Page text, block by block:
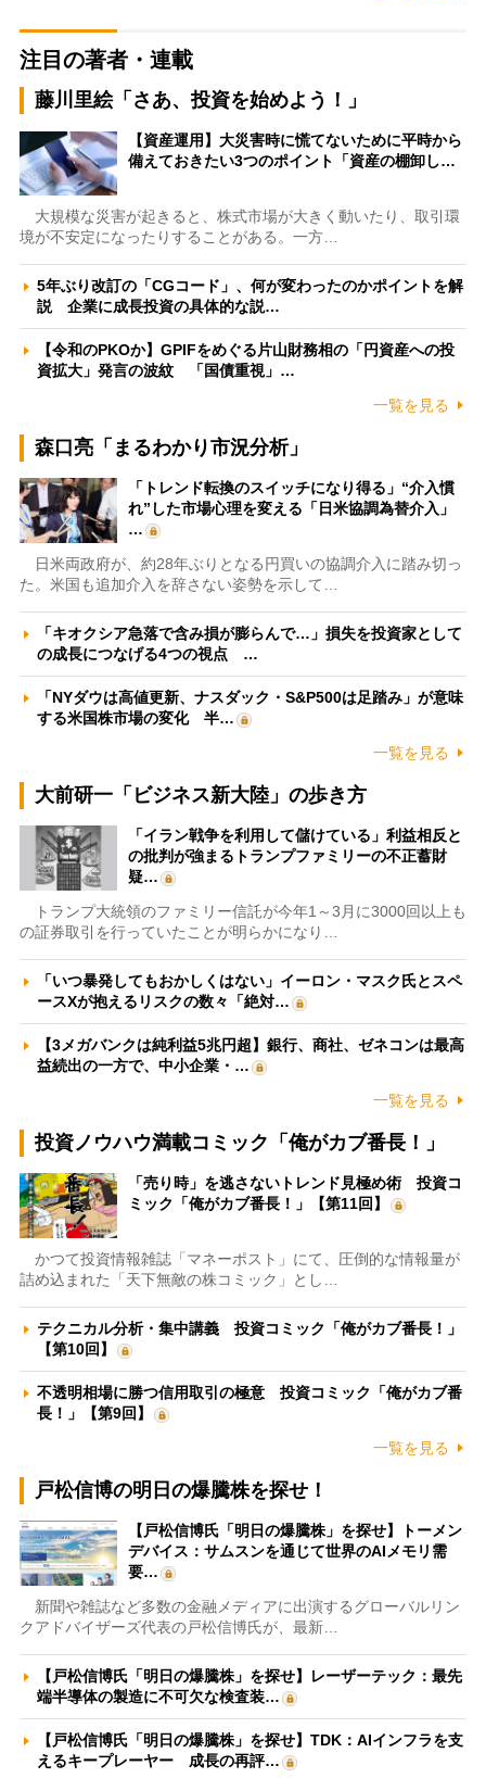
注目の著者・連載
藤川里絵「さあ、投資を始めよう！」
【資産運用】大災害時に慌てないために平時から
備えておきたい3つのポイント「資産の棚卸し…
大規模な災害が起きると、株式市場が大きく動いたり、取引環
境が不安定になったりすることがある。一方…
5年ぶり改訂の「CGコード」、何が変わったのかポイントを解
説 企業に成長投資の具体的な説…
【令和のPKOか】GPIFをめぐる片山財務相の「円資産への投
資拡大」発言の波紋 「国債重視」…
一覧を見る
森口亮「まるわかり市況分析」
「トレンド転換のスイッチになり得る」“介入慣
れ”した市場心理を変える「日米協調為替介入」
…
日米両政府が、約28年ぶりとなる円買いの協調介入に踏み切っ
た。米国も追加介入を辞さない姿勢を示して…
「キオクシア急落で含み損が膨らんで…」損失を投資家として
の成長につなげる4つの視点 …
「NYダウは高値更新、ナスダック・S&P500は足踏み」が意味
する米国株市場の変化 半…
一覧を見る
大前研一「ビジネス新大陸」の歩き方
「イラン戦争を利用して儲けている」利益相反と
の批判が強まるトランプファミリーの不正蓄財
疑…
トランプ大統領のファミリー信託が今年1～3月に3000回以上も
の証券取引を行っていたことが明らかになり…
「いつ暴発してもおかしくはない」イーロン・マスク氏とスペ
ースXが抱えるリスクの数々「絶対…
【3メガバンクは純利益5兆円超】銀行、商社、ゼネコンは最高
益続出の一方で、中小企業・…
一覧を見る
投資ノウハウ満載コミック「俺がカブ番長！」
「売り時」を逃さないトレンド見極め術 投資コ
ミック「俺がカブ番長！」【第11回】
かつて投資情報雑誌「マネーポスト」にて、圧倒的な情報量が
詰め込まれた「天下無敵の株コミック」とし…
テクニカル分析・集中講義 投資コミック「俺がカブ番長！」
【第10回】
不透明相場に勝つ信用取引の極意 投資コミック「俺がカブ番
長！」【第9回】
一覧を見る
戸松信博の明日の爆騰株を探せ！
【戸松信博氏「明日の爆騰株」を探せ】トーメン
デバイス：サムスンを通じて世界のAIメモリ需
要…
新聞や雑誌など多数の金融メディアに出演するグローバルリン
クアドバイザーズ代表の戸松信博氏が、最新…
【戸松信博氏「明日の爆騰株」を探せ】レーザーテック：最先
端半導体の製造に不可欠な検査装…
【戸松信博氏「明日の爆騰株」を探せ】TDK：AIインフラを支
えるキープレーヤー 成長の再評…